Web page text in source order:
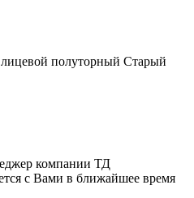
полуторный Старый
компании ТД
с Вами в ближайшее время